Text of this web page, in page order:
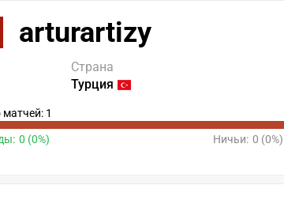
arturartizy
Страна
Турция
матчей: 1
0 (0%) Ничьи: 0 (0%)